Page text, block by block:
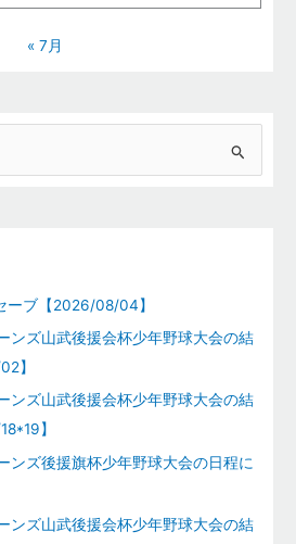
« 7月
ーブ【2026/08/04】
ンズ山武後援会杯少年野球大会の結
】
ンズ山武後援会杯少年野球大会の結
】
ンズ後援旗杯少年野球大会の日程に
ンズ山武後援会杯少年野球大会の結